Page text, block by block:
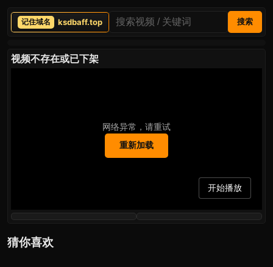
ksdbaff.top 搜索
视频不存在或已下架
网络异常，请重试
重新加载
开始播放
猜你喜欢